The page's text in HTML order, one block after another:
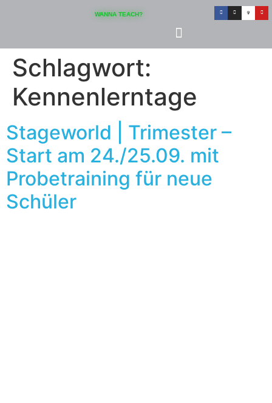
WANNA TEACH?
Schlagwort:
Kennenlerntage
Stageworld | Trimester –
Start am 24./25.09. mit
Probetraining für neue
Schüler